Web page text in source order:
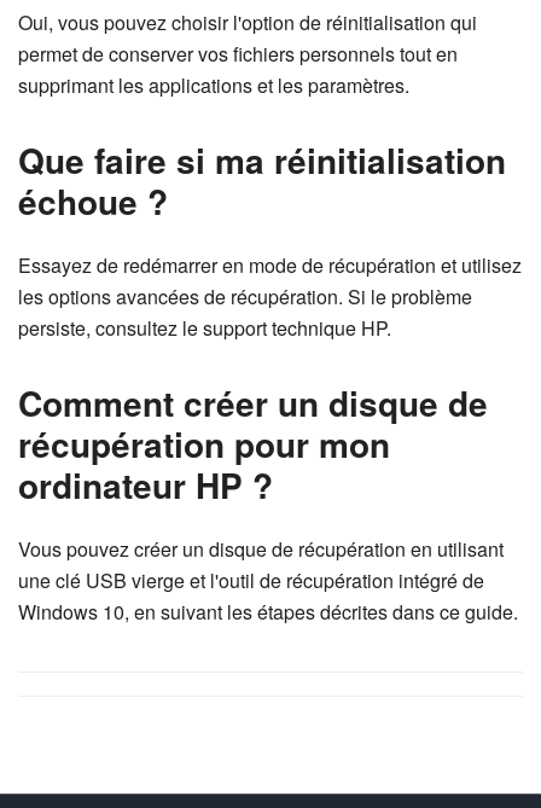
Oui, vous pouvez choisir l'option de réinitialisation qui
permet de conserver vos fichiers personnels tout en
supprimant les applications et les paramètres.
Que faire si ma réinitialisation
échoue ?
Essayez de redémarrer en mode de récupération et utilisez
les options avancées de récupération. Si le problème
persiste, consultez le support technique HP.
Comment créer un disque de
récupération pour mon
ordinateur HP ?
Vous pouvez créer un disque de récupération en utilisant
une clé USB vierge et l'outil de récupération intégré de
Windows 10, en suivant les étapes décrites dans ce guide.